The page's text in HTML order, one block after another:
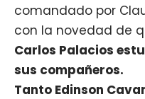
comandado por
con la novedad de
Carlos Palacios
sus compañeros.
Tanto Edinson